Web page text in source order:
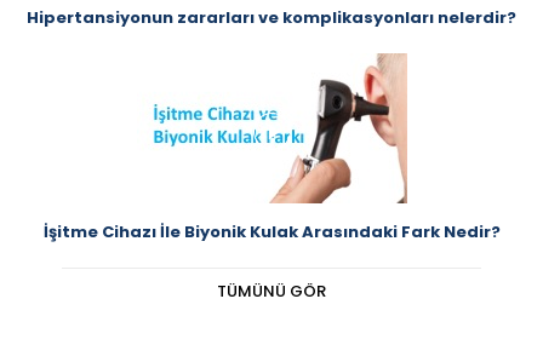
Hipertansiyonun zararları ve komplikasyonları nelerdir?
İşitme Cihazı İle Biyonik Kulak Arasındaki Fark Nedir?
TÜMÜNÜ GÖR